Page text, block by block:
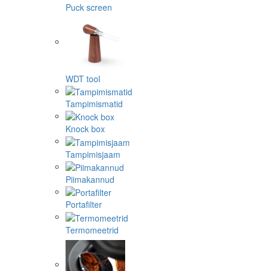
Puck screen
WDT tool
Tampimismatid
Knock box
Tampimisjaam
Piimakannud
Portafilter
Termomeetrid